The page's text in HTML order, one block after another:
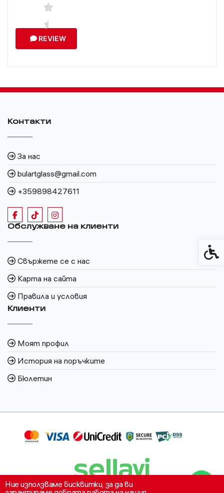
REVIEW
Ние използваме бисквитки, за да ви
Контакти
За нас
bulartglass@gmail.com
+359898427611
Обслужване на клиенти
Свържете се с нас
Карта на сайта
Правила и условия
Клиенти
Моят профил
История на поръчките
Бюлетин